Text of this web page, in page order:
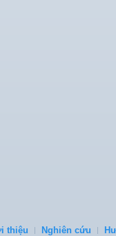
thiệu Nghiên cứu